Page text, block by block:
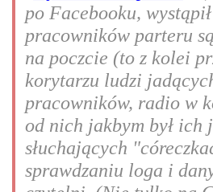
po Facebooku,
pracowników parteru
na poczcie (to z kolei
korytarzu ludzi
pracowników, radio w
od nich jakbym był ich
słuchających
sprawdzaniu loga i